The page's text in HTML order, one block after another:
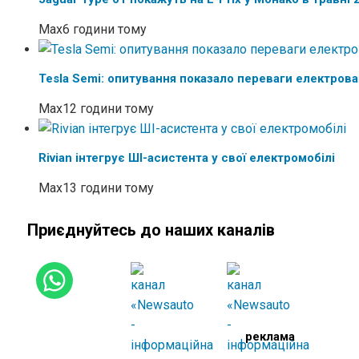
Max6 години тому
Tesla Semi: опитування показало переваги
Max12 години тому
Rivian інтегрує ШІ-асистента у свої електромобілі
Max13 години тому
Приєднуйтесь до наших каналів
реклама